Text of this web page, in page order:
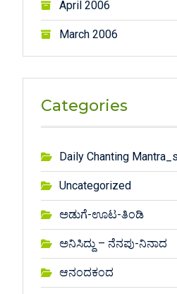
April 2006
March 2006
Categories
Daily Chanting
Uncategorized
ಅಡುಗೆ-ಊಟ-ತಿಂಡಿ
ಅನಿಸಿದ್ದು – ನೆನಪು-ನಿನಾದ
ಆನಂದಕಂದ